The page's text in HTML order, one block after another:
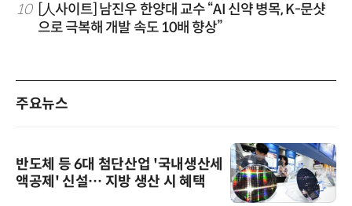
10
[人사이트] 남진우 한양대 교수 “AI 신약 병목, K-문샷
으로 극복해 개발 속도 10배 향상”
주요뉴스
반도체 등 6대 첨단산업 '국내생산세
액공제' 신설… 지방 생산 시 혜택